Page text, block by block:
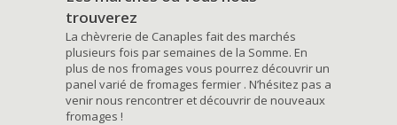
trouverez
La chèvrerie de Canaples fait des marchés
plusieurs fois par semaines de la Somme. En
plus de nos fromages vous pourrez découvrir un
panel varié de fromages fermier . N’hésitez pas a
venir nous rencontrer et découvrir de nouveaux
fromages !